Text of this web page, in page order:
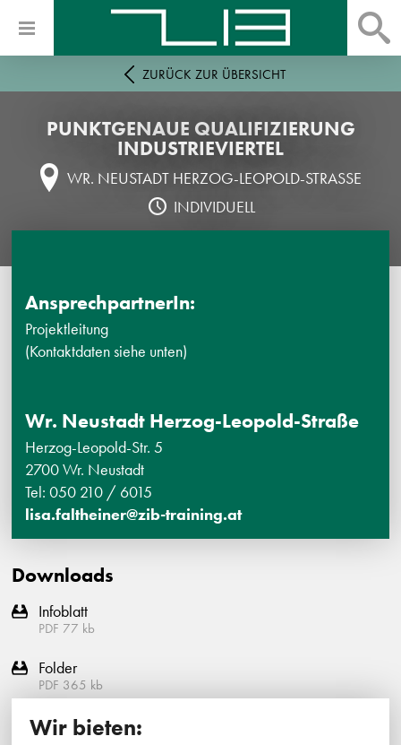
ZURÜCK ZUR ÜBERSICHT
PUNKTGENAUE QUALIFIZIERUNG
INDUSTRIEVIERTEL
WR. NEUSTADT HERZOG-LEOPOLD-STRASSE
INDIVIDUELL
AnsprechpartnerIn:
Projektleitung
(Kontaktdaten siehe unten)
Wr. Neustadt Herzog-Leopold-Straße
Herzog-Leopold-Str. 5
2700 Wr. Neustadt
Tel: 050 210 / 6015
lisa.faltheiner@zib-training.at
Downloads
Infoblatt
PDF 77 kb
Folder
PDF 365 kb
Wir bieten: